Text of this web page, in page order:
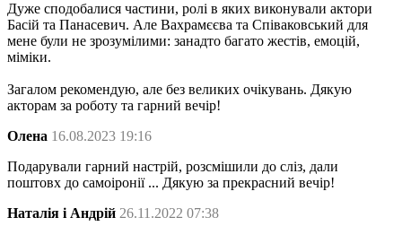
Дуже сподобалися частини, ролі в яких виконували актори
Басій та Панасевич. Але Вахрамєєва та Співаковський для
мене були не зрозумілими: занадто багато жестів, емоцій,
міміки.
Загалом рекомендую, але без великих очікувань. Дякую
акторам за роботу та гарний вечір!
Олена 16.08.2023 19:16
Подарували гарний настрій, розсмішили до сліз, дали
поштовх до самоіронії ... Дякую за прекрасний вечір!
Наталія і Андрій 26.11.2022 07:38